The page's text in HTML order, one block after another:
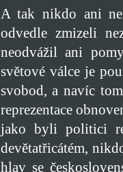
A tak nikdo ani
odvedle zmizeli
neodvážil ani
světové válce je
svobod, a navíc
reprezentace
jako byli politici
devětatřicátém,
hlav se